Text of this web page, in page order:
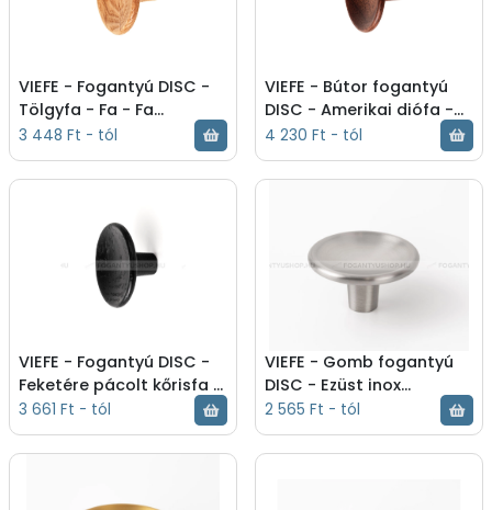
VIEFE - Fogantyú DISC -
Tölgyfa - Fa - Fa
bútorfogantyú - Tölgyfa
- Fogantyú -
0530038W16
3 448 Ft - tól
VIEFE - Bútor fogantyú
DISC - Amerikai diófa -
Fa - Fa bútorfogantyú -
Amerikai diófa - Bútor
fogantyú - 0530038W17
4 230 Ft - tól
VIEFE - Fogantyú DISC -
Feketére pácolt kőrisfa -
Fa - Fa bútorfogantyú -
Feketére pácolt kőrisfa -
Fogantyú - 0530038WM2
3 661 Ft - tól
VIEFE - Gomb fogantyú
DISC - Ezüst inox
(szálcsiszolt) - Zamak
fém ötvözet - Fém
gombfogantyú,
2 565 Ft - tól